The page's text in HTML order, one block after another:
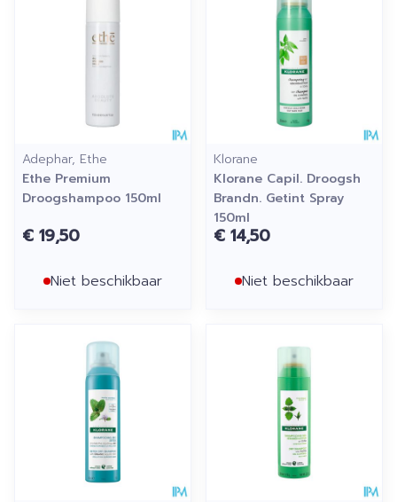
Adephar, Ethe
Ethe Premium
Droogshampoo 150ml
€ 19,50
Niet beschikbaar
Klorane
Klorane Capil. Droogsh
Brandn. Getint Spray
150ml
€ 14,50
Niet beschikbaar